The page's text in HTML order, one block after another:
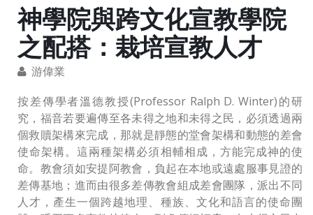
神學院與跨文化宣教學院
之配搭：栽培宣教人才
游偉業
按差傳學者溫德教授(Professor Ralph D. Winter)的研
究，福音若要遍傳至各未得之地和未得之民，必須透過兩
個救贖架構來完成，那就是靜態的堂會架構和動態的差會
使命架構。這兩種架構必須相輔相成，方能完成神的使
命。教會須如安提阿教會，負起在本地或遠處服事見證的
差傳基地；進而由很多差傳教會組成差會團隊，派出不同
人才，產生一個跨越地理、種族、文化和語言的使命團